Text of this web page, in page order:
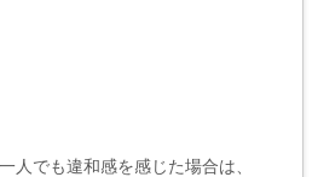
人でも違和感を感じた場合は、